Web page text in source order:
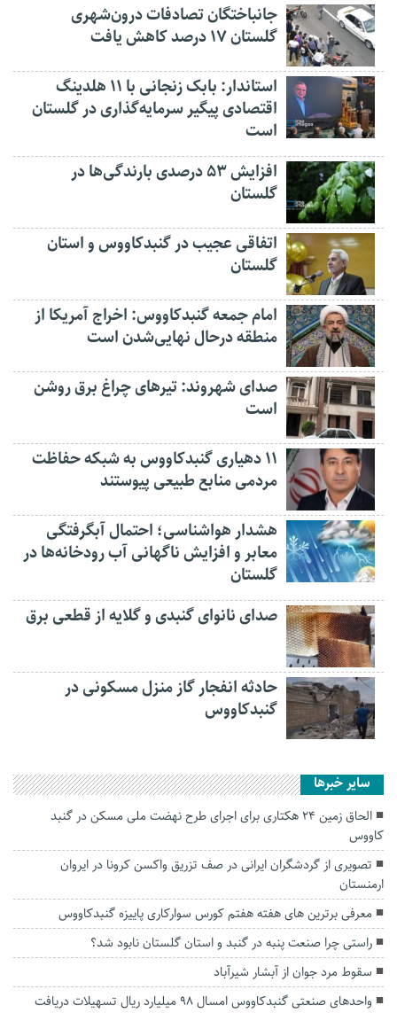
جانباختگان تصادفات درون‌شهری
گلستان ۱۷ درصد کاهش یافت
استاندار: بابک زنجانی با ۱۱ هلدینگ
اقتصادی پیگیر سرمایه‌گذاری در گلستان
است
افزایش ۵۳ درصدی بارندگی‌ها در
گلستان
اتفاقی عجیب در‌ گنبدکاووس و استان
گلستان
امام جمعه گنبدکاووس: اخراج آمریکا از
منطقه درحال نهایی‌شدن است
صدای شهروند: تیرهای چراغ برق روشن
است
۱۱ دهیاری گنبدکاووس به شبکه حفاظت
مردمی منابع طبیعی پیوستند
هشدار هواشناسی؛ احتمال آبگرفتگی
معابر و افزایش ناگهانی آب رودخانه‌ها در
گلستان
صدای نانوای گنبدی و گلایه از قطعی برق
حادثه انفجار گاز منزل مسکونی در
گنبدکاووس
سایر خبرها
الحاق زمین ۲۴ هکتاری برای اجرای طرح نهضت ملی مسکن در گنبد
کاووس
تصویری از گردشگران ایرانی در صف تزریق واکسن کرونا در ایروان
ارمنستان
معرفی برترین های هفته هفتم کورس سوارکاری پاییزه گنبدکاووس
راستی چرا صنعت پنبه در گنبد و استان گلستان نابود شد؟
سقوط مرد جوان از آبشار شیرآباد
واحدهای صنعتی گنبدکاووس امسال ۹۸ میلیارد ریال تسهیلات دریافت